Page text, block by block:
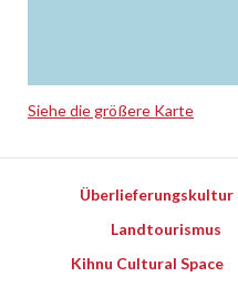
Siehe die größere Karte
Überlieferungskultur
Landtourismus
Kihnu Cultural Space